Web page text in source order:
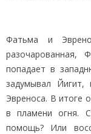
Фатьма и
разочарованная,
попадает в
задумывал
Эвреноса. В итоге
в пламени огня.
помощь? Или